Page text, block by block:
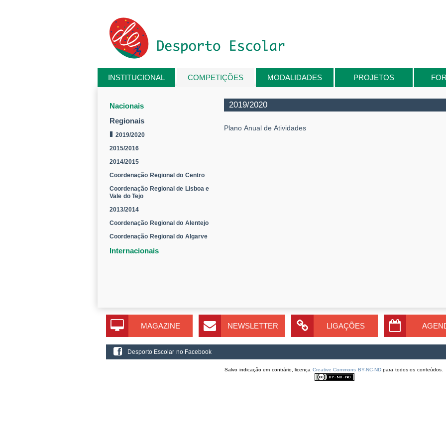
INSTITUCIONAL COMPETIÇÕES MODALIDADES PROJETOS
Está aqui
Nacionais
Regionais
2019/2020
2015/2016
2014/2015
Coordenação Regional do Centro
Coordenação Regional de Lisboa e
Vale do Tejo
2013/2014
Coordenação Regional do Alentejo
Coordenação Regional do Algarve
Internacionais
2019/2020
Plano Anual de Atividades
MAGAZINE NEWSLETTER LIGAÇÕES
Desporto Escolar no Facebook
Salvo indicação em contrário, licença Creative Commons BY-NC-NDpara todos os conteúdos.